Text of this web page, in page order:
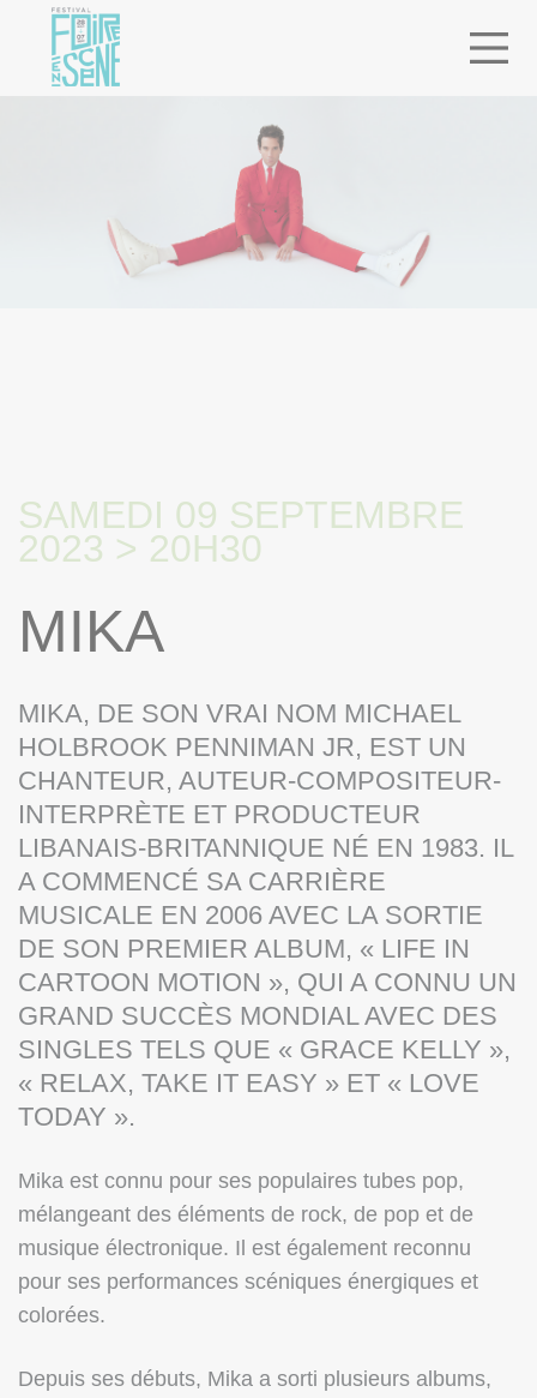
SAMEDI 09 SEPTEMBRE
2023 > 20H30
MIKA
MIKA, DE SON VRAI NOM MICHAEL
HOLBROOK PENNIMAN JR, EST UN
CHANTEUR, AUTEUR-COMPOSITEUR-
INTERPRÈTE ET PRODUCTEUR
LIBANAIS-BRITANNIQUE NÉ EN 1983. IL
A COMMENCÉ SA CARRIÈRE
MUSICALE EN 2006 AVEC LA SORTIE
DE SON PREMIER ALBUM, « LIFE IN
CARTOON MOTION », QUI A CONNU UN
GRAND SUCCÈS MONDIAL AVEC DES
SINGLES TELS QUE « GRACE KELLY »,
« RELAX, TAKE IT EASY » ET « LOVE
TODAY ».
Mika est connu pour ses populaires tubes pop,
mélangeant des éléments de rock, de pop et de
musique électronique. Il est également reconnu
pour ses performances scéniques énergiques et
colorées.
Depuis ses débuts, Mika a sorti plusieurs albums,